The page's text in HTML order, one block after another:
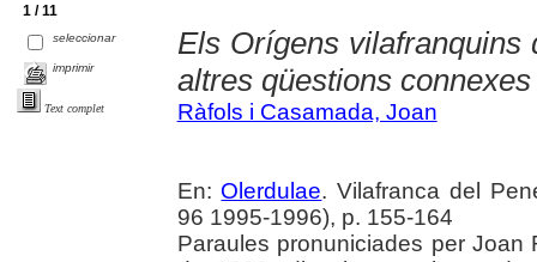
1 / 11
seleccionar
imprimir
Text complet
Els Orígens
altres qüestions connexes
Ràfols i Casamada, Joan
En: Olerdulae. Vilafranca del
96 1995-1996), p. 155-164
Paraules pronuniciades per